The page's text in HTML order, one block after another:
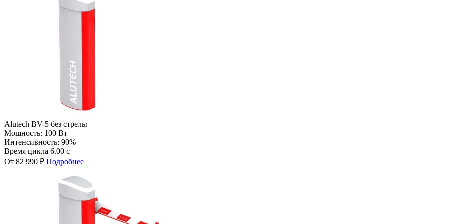
Alutech BV-5 без стрелы
Мощность: 100 Вт
Интенсивность: 90%
Время цикла 6.00 с
От 82 990 ₽ Подробнее